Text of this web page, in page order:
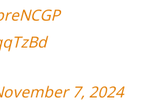
7, 2024